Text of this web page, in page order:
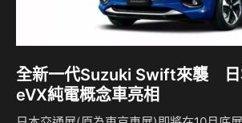
全新一代Suzuki Swift來襲 日
eVX純電概念車亮相